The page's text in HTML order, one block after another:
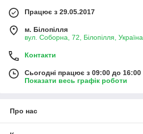
Працює з 29.05.2017
м. Білопілля
вул. Соборна, 72, Білопілля, Україна
Контакти
Сьогодні працює з 09:00 до 16:00
Показати весь графік роботи
Про нас